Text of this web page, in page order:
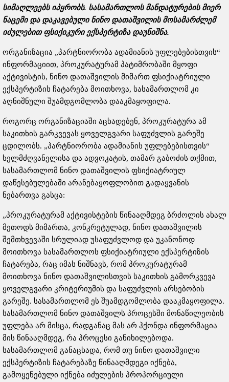
სიმაღლეებს იპყრობს. სასამართლოს მანდატურების მიერ
ნაცემი და დაკავებული ნინო დათაშვილის მოსამარძლემ
იძულებით ფსიქიკური ექსპერტიზა დაუნიშნა.
ორგანიზაცია „პარტნიორობა ადამიანის უფლებებისთვის“
ინფორმაციით, პროკურატურამ პატიმრობაში მყოფი
აქტივისტის, ნინო დათაშვილის მიმართ ფსიქიატრიული
ექსპერტიზის ჩატარება მოითხოვა, სასამართლომ კი
აღნიშნული შუამდგომლობა დააკმაყოფილა.
როგორც ორგანიზაციაში აცხადებენ, პროკურატურა ამ
საკითხის გარკვევას ყოველგვარი საფუძვლის გარეშე
ცდილობს. „პარტნიორობა ადამიანის უფლებებისთვის“
ხელმძღვანელისა და ადვოკატის, თამარ გაბოძის თქმით,
სასამართლომ ნინო დათაშვილის ფსიქიატრიულ
დაწესებულებაში არანებაყოფლობით გადაყვანის
ნებართვა გასცა:
„პროკურატურამ აქტივისტების წინააღმდეგ ბრძოლის ახალ
მეთოდს მიმართა, კონკრეტულად, ნინო დათაშვილის
შემთხვევაში სრულიად უსაფუძვლოდ და უკანონოდ
მოითხოვა სასამართლოს ფსიქიატრიული ექსპერტიზის
ჩატარება, რაც იმას ნიშნავს, რომ პროკურატურამ
მოითხოვა ნინო დათაშვილისთვის საკითხის გამორკვევა
ყოველგვარი კრიტერიუმის და საფუძვლის არსებობის
გარეშე. სასამართლომ ეს შუამდგომლობა დააკმაყოფილა.
სასამართლომ ნინო დათაშვილს პროცესში მონაწილეობის
უფლება არ მისცა, რადგანაც მას არ ჰქონდა ინფორმაცია
მის წინააღმდეგ, რა პროცესი განიხილებოდა.
სასამართლომ განაცხადა, რომ თუ ნინო დათაშვილი
ექსპერტიზის ჩატარებაზე წინააღმდეგი იქნება,
გამოყენებული იქნება იძულების პროპორციული